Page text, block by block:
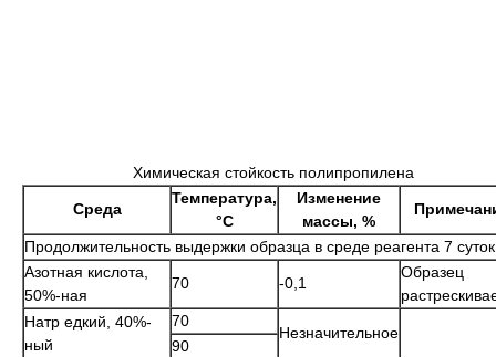
Химическая стойкость полипропилена
Среда
Температура,
°C
Изменение
массы, %
Продолжительность выдержки образца в среде реагента 7 суток
Азотная кислота,
50%-ная
70 -0,1
Образец
Натр едкий, 40%-
ный
70
Незначительное
90